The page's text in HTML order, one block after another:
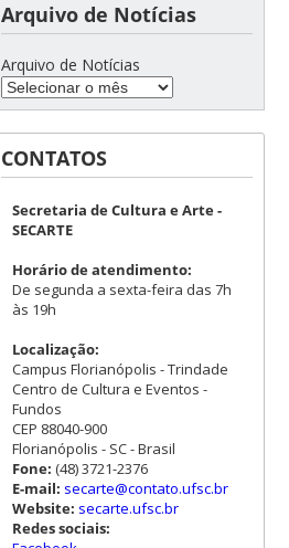
Arquivo de Notícias
Arquivo de Notícias
CONTATOS
Secretaria de Cultura e Arte -
SECARTE
Horário de atendimento:
De segunda a sexta-feira das 7h
às 19h
Localização:
Campus Florianópolis - Trindade
Centro de Cultura e Eventos -
Fundos
CEP 88040-900
Florianópolis - SC - Brasil
Fone: (48) 3721-2376
E-mail: secarte@contato.ufsc.br
Website: secarte.ufsc.br
Redes sociais: